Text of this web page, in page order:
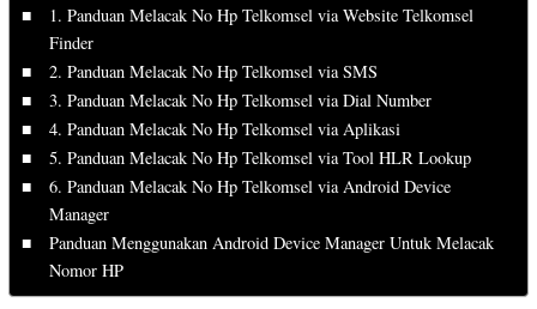
1. Panduan Melacak No Hp Telkomsel via Website Telkomsel
Finder
2. Panduan Melacak No Hp Telkomsel via SMS
3. Panduan Melacak No Hp Telkomsel via Dial Number
4. Panduan Melacak No Hp Telkomsel via Aplikasi
5. Panduan Melacak No Hp Telkomsel via Tool HLR Lookup
6. Panduan Melacak No Hp Telkomsel via Android Device
Manager
Panduan Menggunakan Android Device Manager Untuk Melacak
Nomor HP